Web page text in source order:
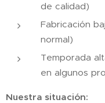
de calidad)
Fabricación
normal)
Temporada
en algunos
Nuestra situación: